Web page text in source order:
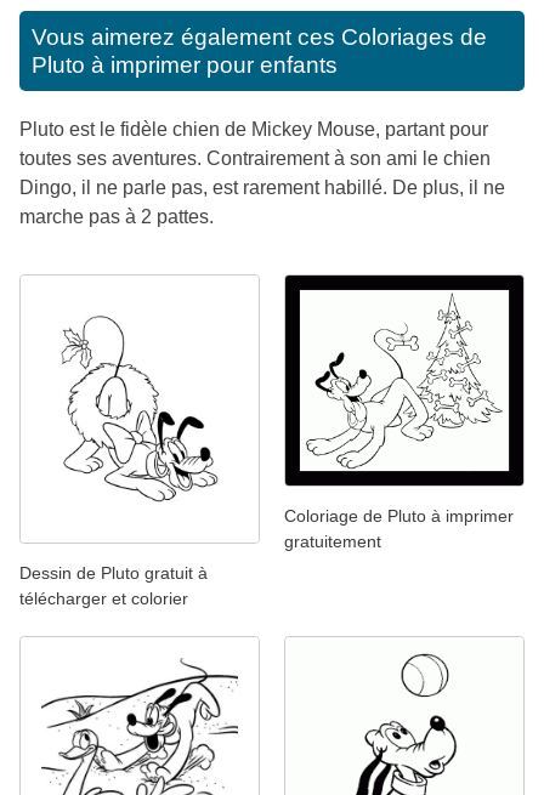
Vous aimerez également ces Coloriages de
Pluto à imprimer pour enfants
Pluto est le fidèle chien de Mickey Mouse, partant pour
toutes ses aventures. Contrairement à son ami le chien
Dingo, il ne parle pas, est rarement habillé. De plus, il ne
marche pas à 2 pattes.
Dessin de Pluto gratuit à
télécharger et colorier
Coloriage de Pluto à imprimer
gratuitement